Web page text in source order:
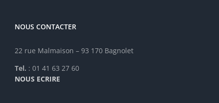
NOUS CONTACTER
22 rue Malmaison – 93 170 Bagnolet
Tel. : 01 41 63 27 60
NOUS ECRIRE